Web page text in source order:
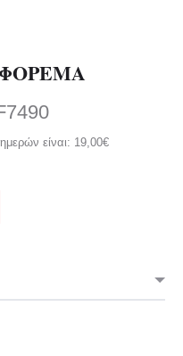
ΦΟΡΕΜΑ
είναι: 19,00€